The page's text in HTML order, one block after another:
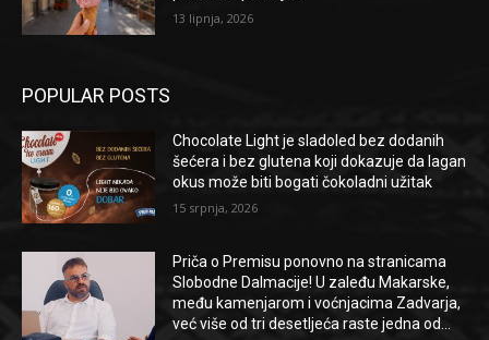
13 lipnja, 2026
POPULAR POSTS
Chocolate Light je sladoled bez dodanih
šećera i bez glutena koji dokazuje da lagan
okus može biti bogati čokoladni užitak
15 srpnja, 2026
Priča o Premisu ponovno na stranicama
Slobodne Dalmacije! U zaleđu Makarske,
među kamenjarom i voćnjacima Zadvarja,
već više od tri desetljeća raste jedna od...